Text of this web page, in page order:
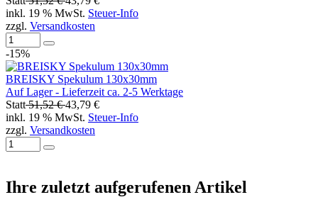
inkl. 19 % MwSt. Steuer-Info
zzgl. Versandkosten
-15%
BREISKY Spekulum 130x30mm
Auf Lager - Lieferzeit ca. 2-5 Werktage
Statt51,52 €43,79 €
inkl. 19 % MwSt. Steuer-Info
zzgl. Versandkosten
Ihre zuletzt aufgerufenen Artikel